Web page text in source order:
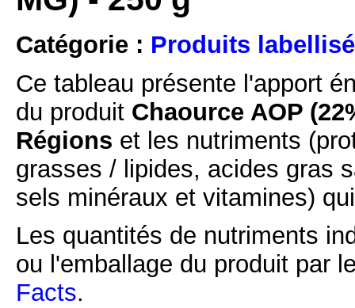
Catégorie : Produits
Ce tableau présente l'apport
du produit Chaource AOP
Régions et les nutriments
grasses / lipides, acides gras
sels minéraux et vitamines)
Les quantités de nutriments
ou l'emballage du produit par
Facts.